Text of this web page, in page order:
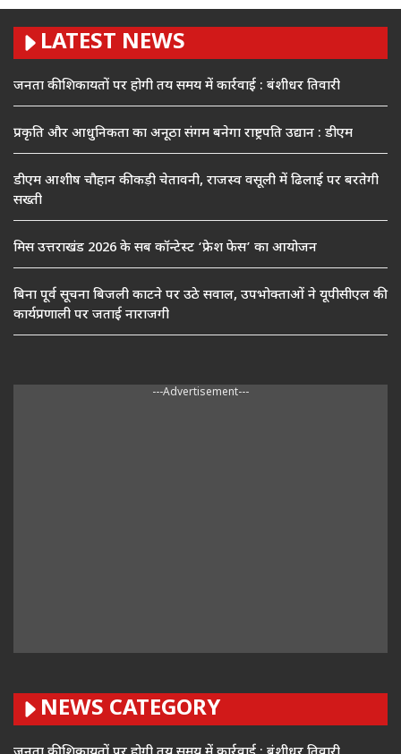
LATEST NEWS
जनता की शिकायतों पर होगी तय समय में कार्रवाई : बंशीधर तिवारी
प्रकृति और आधुनिकता का अनूठा संगम बनेगा राष्ट्रपति उद्यान : डीएम
डीएम आशीष चौहान की कड़ी चेतावनी, राजस्व वसूली में ढिलाई पर बरतेगी
सख्ती
मिस उत्तराखंड 2026 के सब कॉन्टेस्ट ‘फ्रेश फेस’ का आयोजन
बिना पूर्व सूचना बिजली काटने पर उठे सवाल, उपभोक्ताओं ने यूपीसीएल की
कार्यप्रणाली पर जताई नाराजगी
---Advertisement---
NEWS CATEGORY